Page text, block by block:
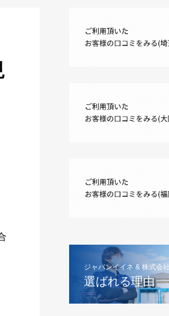
ジャパンイイネ & 株式会
選ばれる理由